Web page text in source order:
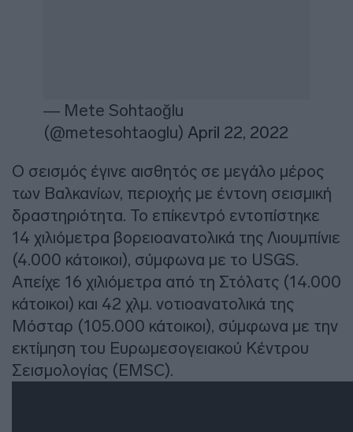
— Mete Sohtaoğlu
(@metesohtaoglu) April 22, 2022
Ο σεισμός έγινε αισθητός σε μεγάλο μέρος
των Βαλκανίων, περιοχής με έντονη σεισμική
δραστηριότητα. Το επίκεντρό εντοπίστηκε
14 χιλιόμετρα βορειοανατολικά της Λιουμπίνιε
(4.000 κάτοικοι), σύμφωνα με το USGS.
Απείχε 16 χιλιόμετρα από τη Στόλατς (14.000
κάτοικοι) και 42 χλμ. νοτιοανατολικά της
Μόσταρ (105.000 κάτοικοι), σύμφωνα με την
εκτίμηση του Ευρωμεσογειακού Κέντρου
Σεισμολογίας (EMSC).